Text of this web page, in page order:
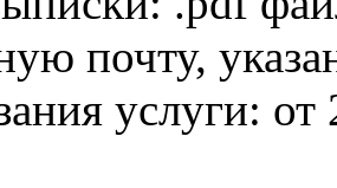
почту,
услуги: от